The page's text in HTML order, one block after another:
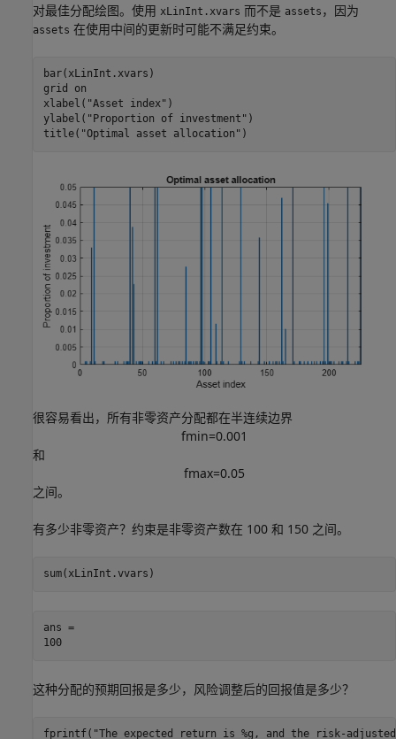
对最佳分配绘图。使用 xLinInt.xvars 而不是 assets ，因为
assets 在使用中间的更新时可能不满足约束。
bar(xLinInt.xvars)
grid
on
xlabel( "Asset index" )
ylabel( "Proportion of investment" )
title( "Optimal asset allocation" )
很容易看出，所有非零资产分配都在半连续边界
fmin=0.001
和
fmax=0.05
之间。
有多少非零资产？约束是非零资产数在 100 和 150 之间。
sum(xLinInt.vvars)
ans =
100
这种分配的预期回报是多少，风险调整后的回报值是多少？
fprintf( "The expected return is %g, and the risk-